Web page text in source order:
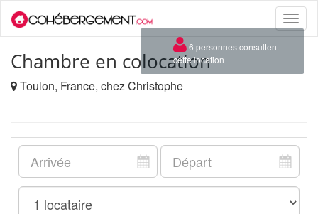
Toggle
Chambre en colocation
Toulon, France, chez Christophe
×
6 personnes consultent
cette location